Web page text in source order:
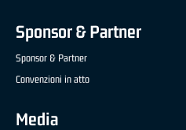
Sponsor & Partner
Sponsor & Partner
Convenzioni in atto
Media